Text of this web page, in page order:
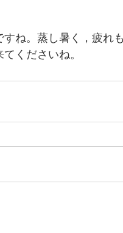
ね。蒸し暑く，疲れ
くださいね。